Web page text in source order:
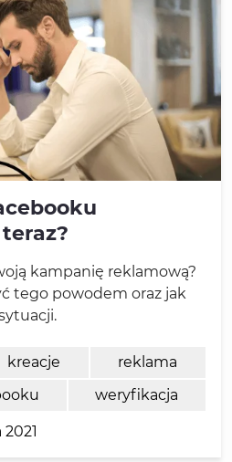
kampanię reklamową?
tego powodem oraz jak
kreacje
reklama
weryfikacja